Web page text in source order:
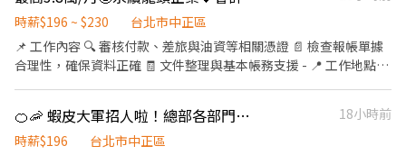
2026/8/17-2026/11/6 【工作地點】 臺北市中正區忠孝東路二段95
號3樓 【上班時間】 ＊上班時間:8:00~17:00 (12:00-13:00午休1小
時，中餐自理) 週休二日，國定假日依政府規定 【工作條件與注意
度與資料正確性 因涉及個人資料，工作期間禁止使用手機 能久坐、
配合專案期間完整出勤者佳 【薪資說明】 ・時薪為210元 ・每日薪
時薪$196 ~ $230
台北市中正區
📌 工作內容 🔍 審核付款、差旅與油資等相關憑證 📄 檢查報帳單據
合理性，確保資料正確 🧾 文件整理與基本帳務支援 - 📍 工作地點：
32-38K/月 - 📌快速應徵：+Sandy詢問：@262hbnmb
🍊🦐 蝦皮大軍招人啦！總部各部門工讀生「統一彙整表」點我看👇 #長短期皆有
18小時前
時薪$196
台北市中正區